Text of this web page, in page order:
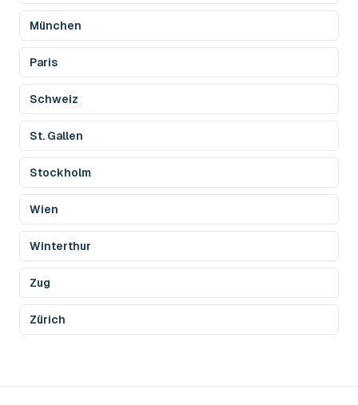
München
Paris
Schweiz
St. Gallen
Stockholm
Wien
Winterthur
Zug
Zürich